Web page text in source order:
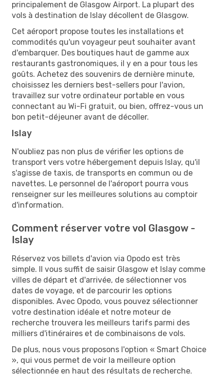
principalement de Glasgow Airport. La plupart des
vols à destination de Islay décollent de Glasgow.
Cet aéroport propose toutes les installations et
commodités qu'un voyageur peut souhaiter avant
d'embarquer. Des boutiques haut de gamme aux
restaurants gastronomiques, il y en a pour tous les
goûts. Achetez des souvenirs de dernière minute,
choisissez les derniers best-sellers pour l'avion,
travaillez sur votre ordinateur portable en vous
connectant au Wi-Fi gratuit, ou bien, offrez-vous un
bon petit-déjeuner avant de décoller.
Islay
N'oubliez pas non plus de vérifier les options de
transport vers votre hébergement depuis Islay, qu'il
s'agisse de taxis, de transports en commun ou de
navettes. Le personnel de l'aéroport pourra vous
renseigner sur les meilleures solutions au comptoir
d'information.
Comment réserver votre vol Glasgow -
Islay
Réservez vos billets d'avion via Opodo est très
simple. Il vous suffit de saisir Glasgow et Islay comme
villes de départ et d'arrivée, de sélectionner vos
dates de voyage, et de parcourir les options
disponibles. Avec Opodo, vous pouvez sélectionner
votre destination idéale et notre moteur de
recherche trouvera les meilleurs tarifs parmi des
milliers d'itinéraires et de combinaisons de vols.
De plus, nous vous proposons l'option « Smart Choice
», qui vous permet de voir la meilleure option
sélectionnée en haut des résultats de recherche.